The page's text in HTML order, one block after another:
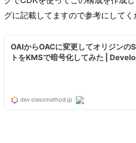
グに記載してますので参考にしてく